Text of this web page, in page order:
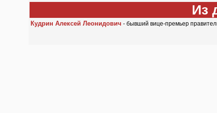
Из
Кудрин Алексей Леонидович - бывший вице-премьер